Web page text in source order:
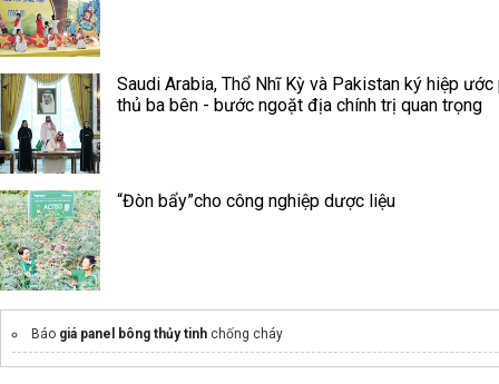
Saudi Arabia, Thổ Nhĩ Kỳ và Pakistan ký hiệp ước
thủ ba bên - bước ngoặt địa chính trị quan trọng
“Đòn bẩy”cho công nghiệp dược liệu
Báo giá panel bông thủy tinh chống cháy